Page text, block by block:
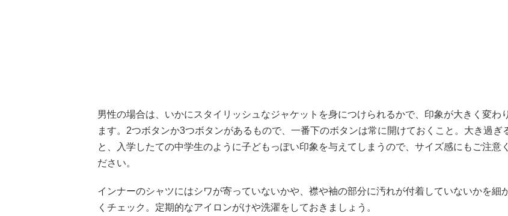
男性の場合は、いかにスタイリッシュなジャケットを身につけられるかで、印象が大きく変わり
ます。2つボタンか3つボタンがあるもので、一番下のボタンは常に開けておくこと。大き過ぎ
と、入学したての中学生のように子どもっぽい印象を与えてしまうので、サイズ感にもご注意く
ださい。
インナーのシャツにはシワが寄っていないかや、襟や袖の部分に汚れが付着していないかを細
くチェック。定期的なアイロンがけや洗濯をしておきましょう。